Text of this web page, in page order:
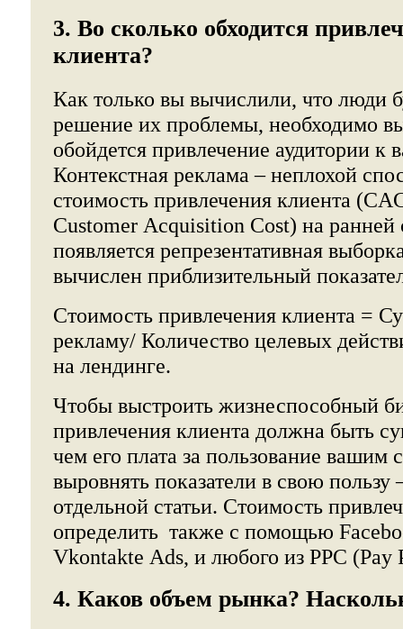
3. Во сколько обходится
клиента?
Как только вы вычислили, что люди
решение их проблемы, необходимо
обойдется привлечение аудитории к
Контекстная реклама – неплохой
стоимость привлечения клиента
Customer Acquisition Cost) на ранней
появляется репрезентативная
вычислен приблизительный
Стоимость привлечения клиента =
рекламу/ Количество целевых
на лендинге.
Чтобы выстроить жизнеспособный
привлечения клиента должна быть
чем его плата за пользование
выровнять показатели в свою пользу
отдельной статьи. Стоимость
определить также с помощью
Vkontakte Ads, и любого из PPC (Pay
4. Каков объем рынка?